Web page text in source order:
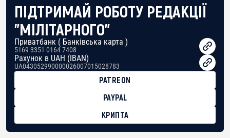
ПІДТРИМАЙ РОБОТУ РЕДАКЦІЇ
"МІЛІТАРНОГО"
Приватбанк ( Банківська карта )
5169 3351 0164 7408
Рахунок в UAH (IBAN)
UA043052990000026007015028783
PATREON
PAYPAL
КРИПТА